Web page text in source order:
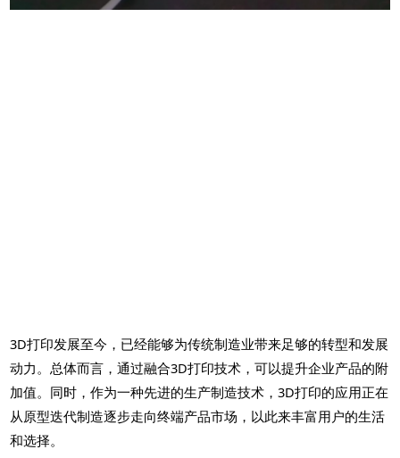
3D打印发展至今，已经能够为传统制造业带来足够的转型和发展
动力。总体而言，通过融合3D打印技术，可以提升企业产品的附
加值。同时，作为一种先进的生产制造技术，3D打印的应用正在
从原型迭代制造逐步走向终端产品市场，以此来丰富用户的生活
和选择。